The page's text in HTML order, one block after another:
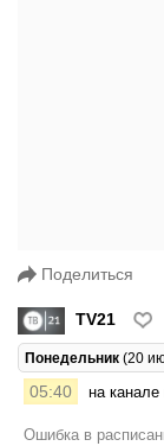
Поделиться
TV21
Понедельник (20
05:40 на
Ошибка в